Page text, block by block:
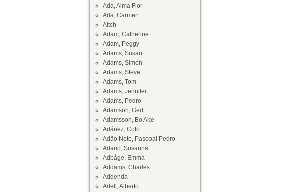
Ada, Alma Flor
Ada, Carmen
Aitch
Adam, Catherine
Adam, Peggy
Adams, Susan
Adams, Simon
Adams, Steve
Adams, Tom
Adams, Jennifer
Adams, Pedro
Adamson, Ged
Adamsson, Bo Ake
Adánez, Coto
Adâo Neto, Pascoal Pedro
Adario, Susanna
Adbåge, Emma
Addams, Charles
Addenda
Adell, Alberto